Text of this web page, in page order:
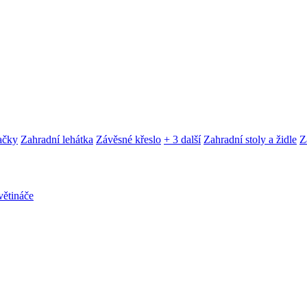
Zahradní lehátka Závěsné křeslo + 3 další Zahradní stoly a židle